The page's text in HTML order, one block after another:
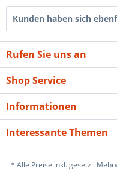
Kunden haben sich
Rufen Sie uns an
Shop Service
Informationen
Interessante Themen
* Alle Preise inkl. gesetzl.